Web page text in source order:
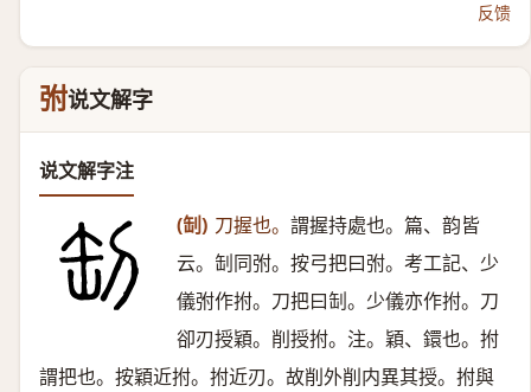
反馈
弣说文解字
说文解字注
(㓡) 刀握也。 謂握持處也。篇、韵皆
云。㓡同弣。按弓把曰弣。考工記、少
儀弣作拊。刀把曰㓡。少儀亦作拊。刀
卻刃授穎。削授拊。注。穎、鐶也。拊
謂把也。按穎近拊。拊近刃。故削外削内異其授。拊與